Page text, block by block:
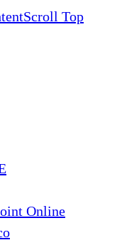
Scroll Top
Online